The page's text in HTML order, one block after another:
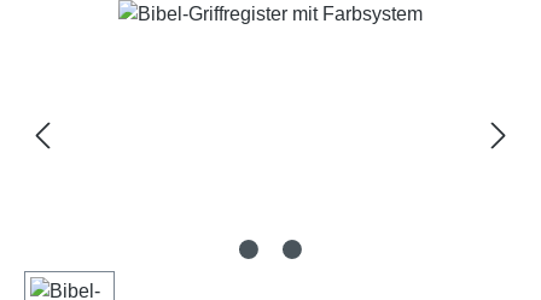
Bildergalerie überspringen